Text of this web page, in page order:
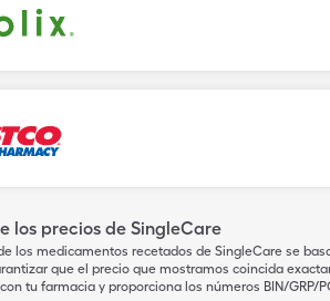
los precios de SingleCare
los medicamentos recetados de SingleCare se
que el precio que mostramos coincida
tu farmacia y proporciona los números BIN/GRP/